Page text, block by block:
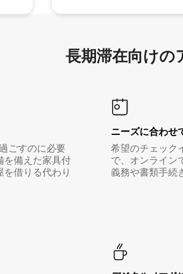
長期滞在向け⁠の
ごすのに必要
を備えた家具付
借りる代わり
ニーズに合わせ
希望のチェック
で、オンライン
義務や書類手続